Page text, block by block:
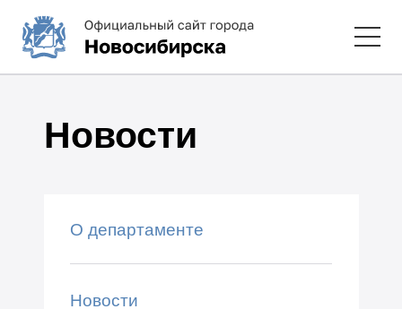
Новости
О департаменте
Новости